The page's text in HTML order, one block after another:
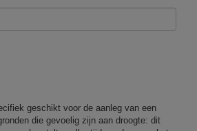
geschikt voor de aanleg van een
die gevoelig zijn aan droogte: dit